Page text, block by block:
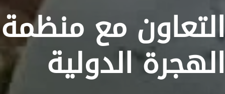
التعاون مع منظمة
الهجرة الدولية